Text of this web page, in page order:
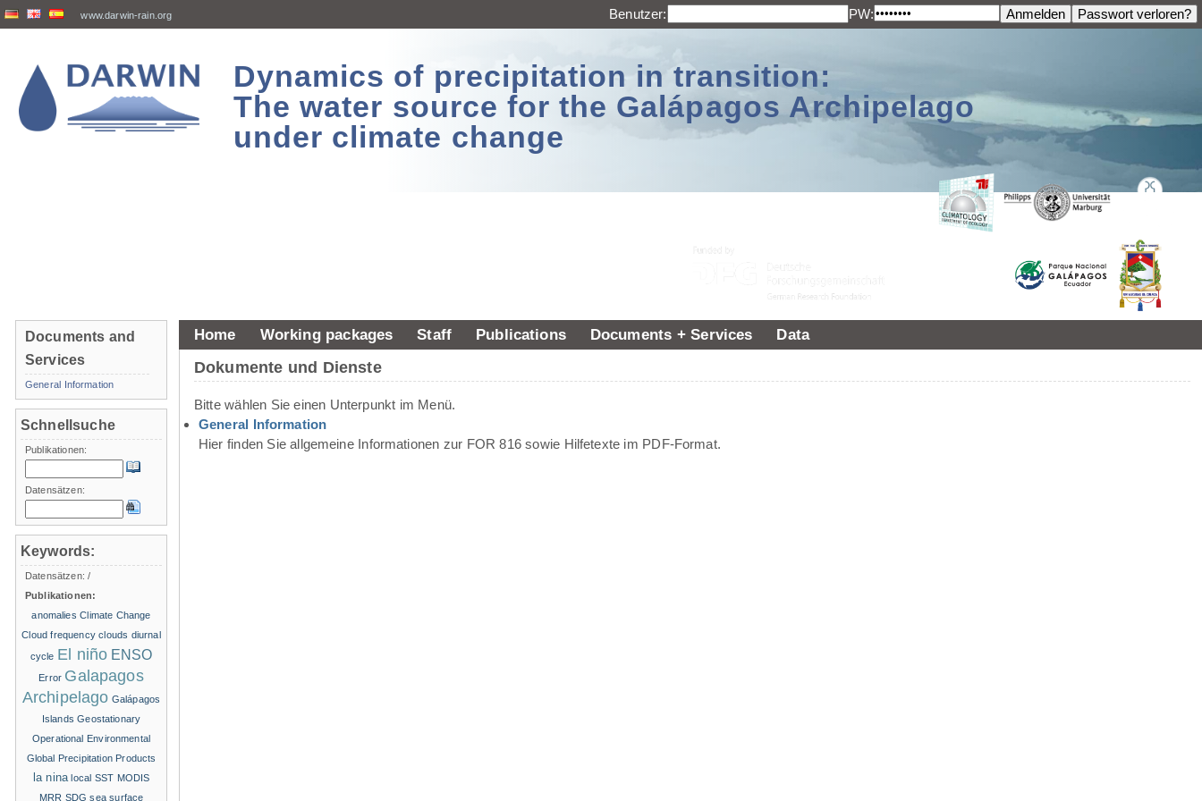
www.darwin-rain.org Benutzer: PW:
Dynamics of precipitation in transition:
The water source for the Galápagos Archipelago
under climate change
Home Working packages Staff Publications Documents + Services Data
Dokumente und Dienste
Bitte wählen Sie einen Unterpunkt im Menü.
General Information
Hier finden Sie allgemeine Informationen zur FOR 816 sowie Hilfetexte im PDF-Format.
Documents and
Services
General Information
Schnellsuche
Publikationen:
Datensätzen:
Keywords:
Datensätzen:/
Publikationen:
anomalies Climate Change
Cloud frequency clouds diurnal
cycle El niño ENSO
Error Galapagos
Archipelago Galápagos
Islands Geostationary
Operational Environmental
Global Precipitation Products
la nina local SST MODIS
MRR SDG sea surface